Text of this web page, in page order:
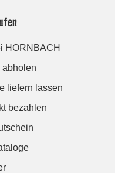
HORNBACH
abholen
liefern lassen
bezahlen